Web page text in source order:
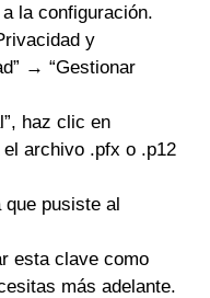
la configuración.
y
→ “Gestionar
haz clic en
el archivo .pfx o .p12
que pusiste al
esta clave como
más adelante.